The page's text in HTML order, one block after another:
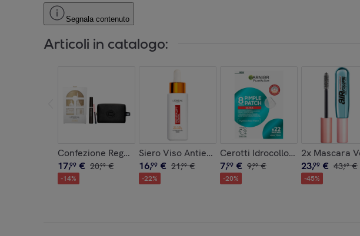
Segnala contenuto
Articoli in catalogo:
Confezione Regalo Natale Voyage Enchanté con Mascara Nero
17,99 € 20,99 €
-14%
Siero Viso Antietà Revitalift Clinical 12% Pura
16,99 € 21,99 €
-22%
Cerotti Idrocolloidali per Brufoli
7,99 € 9,99 €
-20%
2x Mascara
23,99 € 43,69 €
-45%